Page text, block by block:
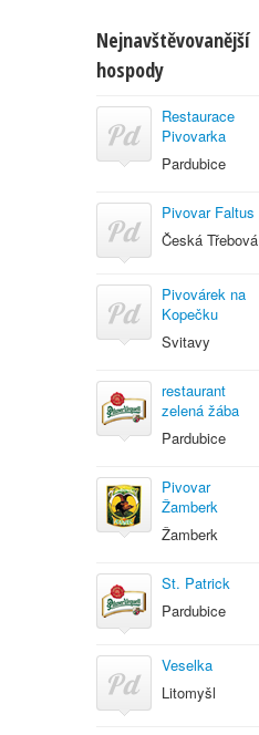
Nejnavštěvovanější
hospody
Restaurace
Pivovarka
Pardubice
Pivovar Faltus
Česká Třebová
Pivovárek na
Kopečku
Svitavy
restaurant
zelená žába
Pardubice
Pivovar
Žamberk
Žamberk
St. Patrick
Pardubice
Veselka
Litomyšl